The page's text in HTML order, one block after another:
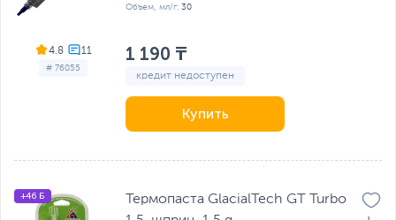
4.8
# 76055
Объем, мл/г: 30
1 190 ₸
кредит недоступен
Купить
+46 Б
Термопаста GlacialTech GT Turbo